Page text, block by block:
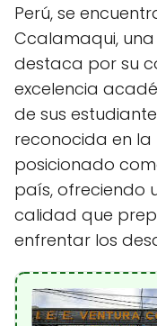
Perú, se
Ccalamaqui,
destaca por su
excelencia
de sus
reconocida en la
posicionado
país, ofreciendo
calidad que
enfrentar los